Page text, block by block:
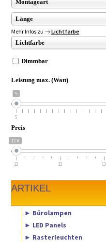
Montageart
Länge
Mehr Infos zu → Lichtfarbe
Lichtfarbe
Dimmbar
Leistung max. (Watt)
5
5
Preis
12 €
12 12 13
ARTIKEL
► Bürolampen
► LED Panels
► Rasterleuchten